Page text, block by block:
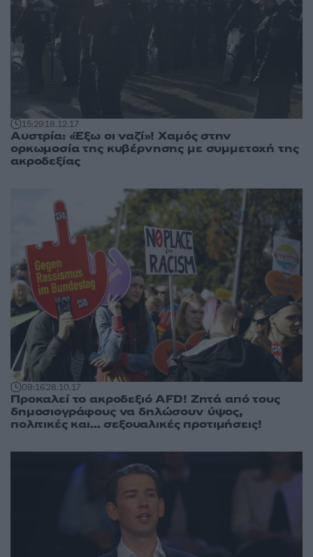
15:2918.12.17
Αυστρία: «Έξω οι ναζί»! Χαμός στην
ορκωμοσία της κυβέρνησης με συμμετοχή της
ακροδεξίας
09:1628.10.17
Προκαλεί το ακροδεξιό AFD! Ζητά από τους
δημοσιογράφους να δηλώσουν ύψος,
πολιτικές και... σεξουαλικές προτιμήσεις!